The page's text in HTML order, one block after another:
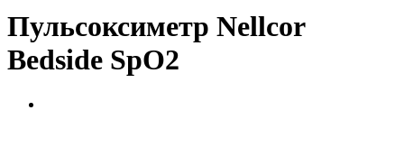
Пульсоксиметр Nellcor
Bedside SpO2